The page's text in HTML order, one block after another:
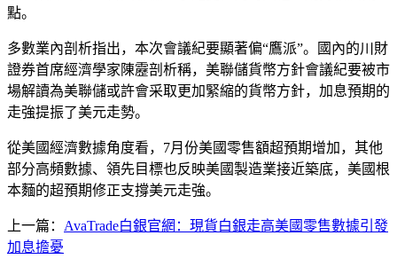
點。
多數業內剖析指出，本次會議紀要顯著偏“鷹派”。國內的川財
證券首席經濟學家陳靂剖析稱，美聯儲貨幣方針會議紀要被市
場解讀為美聯儲或許會采取更加緊縮的貨幣方針，加息預期的
走強提振了美元走勢。
從美國經濟數據角度看，7月份美國零售額超預期增加，其他
部分高頻數據、領先目標也反映美國製造業接近築底，美國根
本麵的超預期修正支撐美元走強。
上一篇： AvaTrade白銀官網：現貨白銀走高美國零售數據引發
加息擔憂